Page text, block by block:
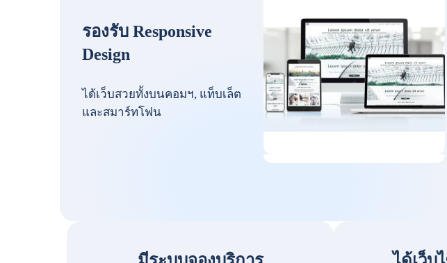
รองรับ Responsive
Design
ได้เว็บสวยทั้งบนคอมฯ, แท็บเล็ต
และสมาร์ทโฟน